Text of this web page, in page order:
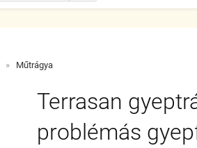
» Műtrágya
Terrasan
problémás